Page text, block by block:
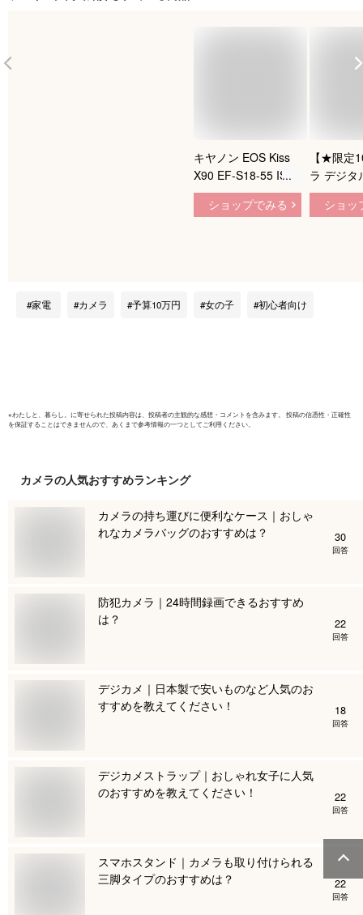
キヤノン EOS Kiss
X90 EF-S18-55 IS II
レンズキット Canon
デジタル一眼レフカ
ショップでみる
【★限定
ラ デジタ
デジカメ
ビデオカ
ショッ
家電 カメラ 予算10万円 女の子 初心者向け
※わたしと、暮らし。 に寄せられた投稿内容は、投稿者の主観的な感想・コメントを含みます。 投稿の信憑性・正確性
を保証することはできませんので、あくまで参考情報の一つとしてご利用ください。
カメラの人気おすすめランキング
カメラの持ち運びに便利なケース｜おしゃ
れなカメラバッグのおすすめは？
30
回答
防犯カメラ｜24時間録画できるおすすめ
は？
22
回答
デジカメ｜日本製で安いものなど人気のお
すすめを教えてください！
18
回答
デジカメストラップ｜おしゃれ女子に人気
のおすすめを教えてください！
22
回答
スマホスタンド｜カメラも取り付けられる
三脚タイプのおすすめは？
22
回答